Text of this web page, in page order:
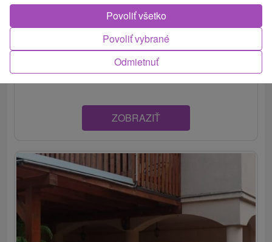
Ubytovanie u Čecha Veľký Meder
Veľký Meder
Prakticky zariadené ubytovanie v kúpeľnom meste Veľký
Meder, len 80 m od obľúbeného termálneho...
ZOBRAZIŤ
Odmietnuť
Povoliť vybrané
Povoliť všetko